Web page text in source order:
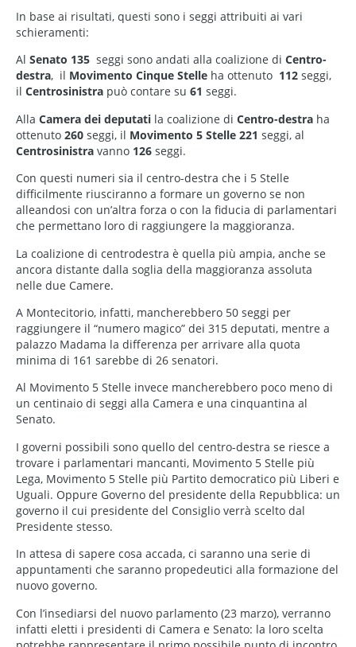
In base ai risultati, questi sono i seggi attribuiti ai vari
schieramenti:
Al Senato 135 seggi sono andati alla coalizione di Centro-
destra, il Movimento Cinque Stelle ha ottenuto 112 seggi,
il Centrosinistra può contare su 61 seggi.
Alla Camera dei deputati la coalizione di Centro-destra ha
ottenuto 260 seggi, il Movimento 5 Stelle 221 seggi, al
Centrosinistra vanno 126 seggi.
Con questi numeri sia il centro-destra che i 5 Stelle
difficilmente riusciranno a formare un governo se non
alleandosi con un’altra forza o con la fiducia di parlamentari
che permettano loro di raggiungere la maggioranza.
La coalizione di centrodestra è quella più ampia, anche se
ancora distante dalla soglia della maggioranza assoluta
nelle due Camere.
A Montecitorio, infatti, mancherebbero 50 seggi per
raggiungere il “numero magico” dei 315 deputati, mentre a
palazzo Madama la differenza per arrivare alla quota
minima di 161 sarebbe di 26 senatori.
Al Movimento 5 Stelle invece mancherebbero poco meno di
un centinaio di seggi alla Camera e una cinquantina al
Senato.
I governi possibili sono quello del centro-destra se riesce a
trovare i parlamentari mancanti, Movimento 5 Stelle più
Lega, Movimento 5 Stelle più Partito democratico più Liberi e
Uguali. Oppure Governo del presidente della Repubblica: un
governo il cui presidente del Consiglio verrà scelto dal
Presidente stesso.
In attesa di sapere cosa accada, ci saranno una serie di
appuntamenti che saranno propedeutici alla formazione del
nuovo governo.
Con l’insediarsi del nuovo parlamento (23 marzo), verranno
infatti eletti i presidenti di Camera e Senato: la loro scelta